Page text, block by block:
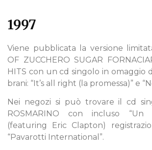
1997
Viene pubblicata la versione
OF ZUCCHERO SUGAR
HITS con un cd singolo in omaggio
brani: “It’s all right (la promessa)” e
Nei negozi si può trovare il cd
ROSMARINO con incluso “Un
(featuring Eric Clapton)
“Pavarotti International”.